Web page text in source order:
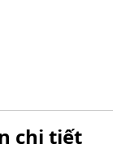
chi tiết